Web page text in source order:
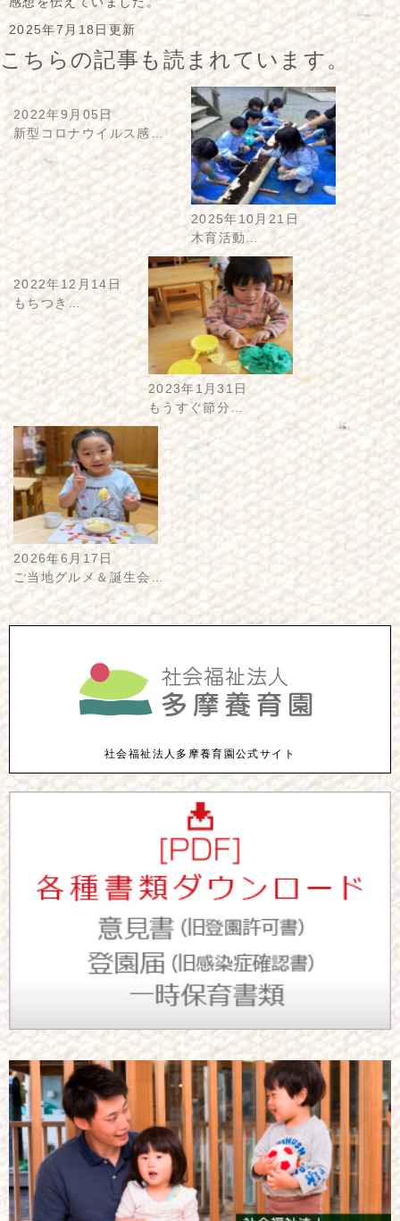
2025年7月18日更新
こちらの記事も読まれています。
2022年9月05日
新型コロナウイルス感…
2025年10月21日
木育活動…
2022年12月14日
もちつき…
2023年1月31日
もうすぐ節分…
2026年6月17日
ご当地グルメ＆誕生会…
社会福祉法人多摩養育園公式サイト